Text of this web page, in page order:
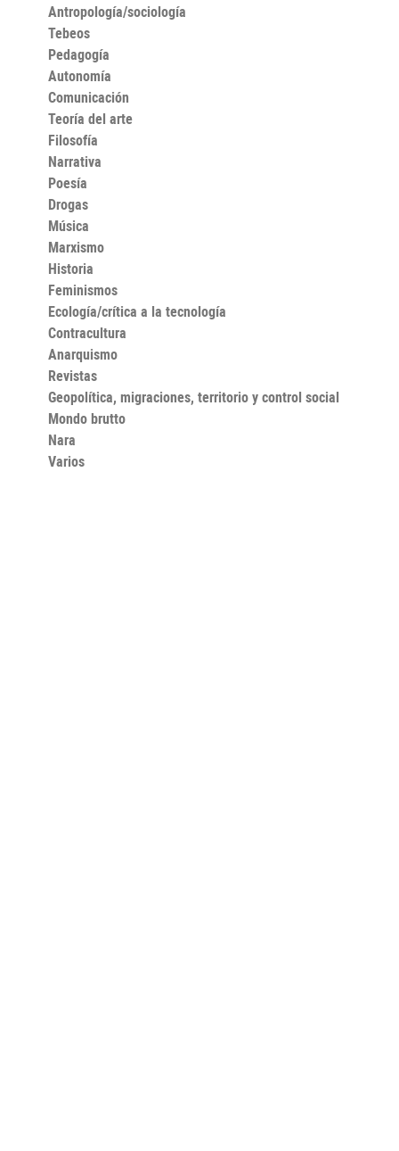
Antropología/sociología
Tebeos
Pedagogía
Autonomía
Comunicación
Teoría del arte
Filosofía
Narrativa
Poesía
Drogas
Música
Marxismo
Historia
Feminismos
Ecología/crítica a la tecnología
Contracultura
Anarquismo
Revistas
Geopolítica, migraciones, territorio y control social
Mondo brutto
Nara
Varios